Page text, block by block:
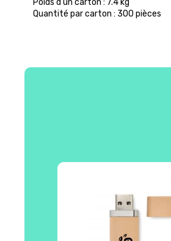
Quantité par carton : 300 pièces